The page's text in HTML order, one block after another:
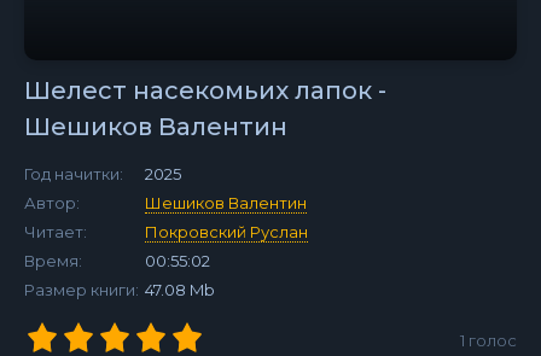
Шелест насекомьих лапок -
Шешиков Валентин
Год начитки:
2025
Автор:
Шешиков Валентин
Читает:
Покровский Руслан
Время:
00:55:02
Размер книги: 47.08 Mb
1 голос